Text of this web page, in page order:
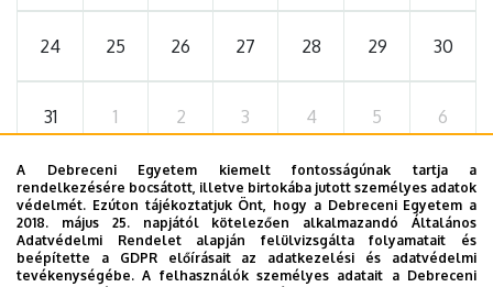
24 25 26 27 28 29 30
31 1 2 3 4 5 6
2026. szeptember 19.
ÁOK-diplomaosztó ünnepség
A Debreceni Egyetem kiemelt fontosságúnak tartja a
rendelkezésére bocsátott, illetve birtokába jutott személyes adatok
védelmét. Ezúton tájékoztatjuk Önt, hogy a Debreceni Egyetem a
2018. május 25. napjától kötelezően alkalmazandó Általános
Adatvédelmi Rendelet alapján felülvizsgálta folyamatait és
beépítette a GDPR előírásait az adatkezelési és adatvédelmi
tevékenységébe. A felhasználók személyes adatait a Debreceni